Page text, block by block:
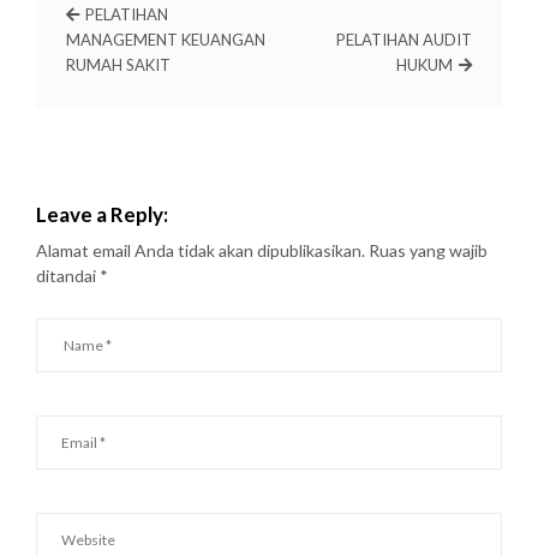
PELATIHAN
MANAGEMENT KEUANGAN
RUMAH SAKIT
PELATIHAN AUDIT
HUKUM
Leave a Reply:
Alamat email Anda tidak akan dipublikasikan. Ruas yang wajib
ditandai *